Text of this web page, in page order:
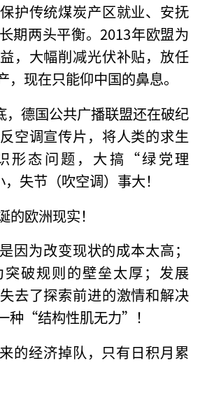
护传统煤炭产区就业、安抚
期两头平衡。2013年欧盟为
，大幅削减光伏补贴，放任
，现在只能仰中国的鼻息。
，德国公共广播联盟还在破纪
空调宣传片，将人类的求生
形态问题，大搞“绿党理
失节（吹空调）事大！
的欧洲现实！
因为改变现状的成本太高；
破规则的壁垒太厚；发展
去了探索前进的激情和解决
种“结构性肌无力”！
的经济掉队，只有日积月累